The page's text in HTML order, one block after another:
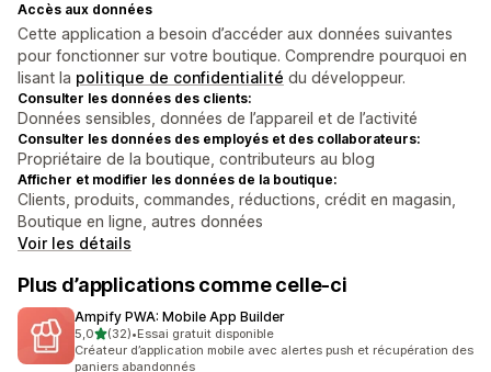
Accès aux données
Cette application a besoin d’accéder aux données suivantes
pour fonctionner sur votre boutique. Comprendre pourquoi en
lisant la politique de confidentialité du développeur.
Consulter les données des clients:
Données sensibles, données de l’appareil et de l’activité
Consulter les données des employés et des collaborateurs:
Propriétaire de la boutique, contributeurs au blog
Afficher et modifier les données de la boutique:
Clients, produits, commandes, réductions, crédit en magasin,
Boutique en ligne, autres données
Voir les détails
Plus d’applications comme celle-ci
Ampify PWA: Mobile App Builder
5,0étoile(s) sur 5
(32)
32 avis au total
•Essai gratuit disponible
Créateur d’application mobile avec alertes push et récupération des
paniers abandonnés